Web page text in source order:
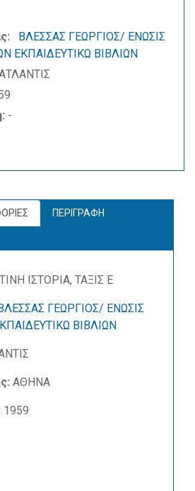
ΒΛΕΣΣΑΣ ΓΕΩΡΓΙΟΣ/ ΕΝΩΣΙΣ
ΕΚΠΑΙΔΕΥΤΙΚΩ ΒΙΒΛΙΩΝ
-
ΠΕΡΙΓΡΑΦΗ
ΙΣΤΟΡΙΑ, ΤΑΞΙΣ Ε
ΓΕΩΡΓΙΟΣ/ ΕΝΩΣΙΣ
ΒΙΒΛΙΩΝ
ΑΘΗΝΑ
1959